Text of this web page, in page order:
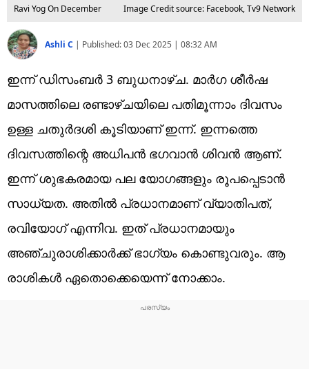
Ravi Yog On December Image Credit source: Facebook, Tv9 Network
Ashli C | Published:03 Dec 2025 | 08:32 AM
ഇന്ന് ഡിസംബർ 3 ബുധനാഴ്ച. മാർ​ഗ ശീർഷ
മാസത്തിലെ രണ്ടാഴ്ചയിലെ പതിമൂന്നാം ദിവസം
ഉള്ള ചതുർദശി കൂടിയാണ് ഇന്ന്. ഇന്നത്തെ
ദിവസത്തിന്റെ അധിപൻ ഭഗവാൻ ശിവൻ ആണ്.
ഇന്ന് ശുഭകരമായ പല യോഗങ്ങളും രൂപപ്പെടാൻ
സാധ്യത. അതിൽ പ്രധാനമാണ് വ്യാതിപത്,
രവിയോഗ് എന്നിവ. ഇത് പ്രധാനമായും
അഞ്ചുരാശിക്കാർക്ക് ഭാഗ്യം കൊണ്ടുവരും. ആ
രാശികൾ ഏതൊക്കെയെന്ന് നോക്കാം.